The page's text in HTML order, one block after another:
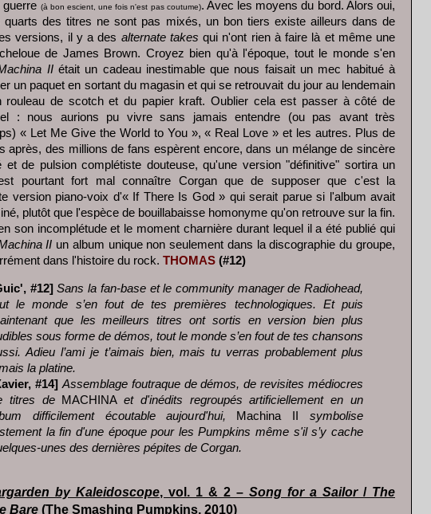
guerre (à bon escient, une fois n'est pas coutume). Avec les moyens du bord. Alors oui,
quarts des titres ne sont pas mixés, un bon tiers existe ailleurs dans de
versions, il y a des alternate takes qui n'ont rien à faire là et même une
de James Brown. Croyez bien qu'à l'époque, tout le monde s'en
IIétait un cadeau inestimable que nous faisait un mec habitué à
un paquet en sortant du magasin et qui se retrouvait du jour au lendemain
rouleau de scotch et du papier kraft. Oublier cela est passer à côté de
: nous aurions pu vivre sans jamais entendre (ou pas avant très
« Let Me Give the World to You », « Real Love » et les autres. Plus de
après, des millions de fans espèrent encore, dans un mélange de sincère
et de pulsion complétiste douteuse, qu'une version "définitive" sortira un
pourtant fort mal connaître Corgan que de supposer que c'est la
version piano-voix d'« If There Is God » qui serait parue si l'album avait
plutôt que l'espèce de bouillabaisse homonyme qu'on retrouve sur la fin.
son incomplétude et le moment charnière durant lequel il a été publié qui
II un album unique non seulement dans la discographie du groupe,
dans l'histoire du rock. THOMAS (#12)
#12] Sans la fan-base et le community manager de Radiohead,
le monde s’en fout de tes premières technologiques. Et puis
que les meilleurs titres ont sortis en version bien plus
sous forme de démos, tout le monde s’en fout de tes chansons
Adieu l’ami je t’aimais bien, mais tu verras probablement plus
la platine.
#14] Assemblage foutraque de démos, de revisites médiocres
titres deMACHINAet d'inédits regroupés artificiellement en un
difficilement écoutable aujourd'hui,
Machina IIsymbolise
la fin d'une époque pour les Pumpkins même s'il s’y cache
unes des dernières pépites de Corgan.
by Kaleidoscope, vol. 1 & 2 – Song for a Sailor /The
Bare (The Smashing Pumpkins, 2010)